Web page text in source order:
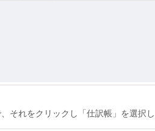
それをクリックし「仕訳帳」を選択